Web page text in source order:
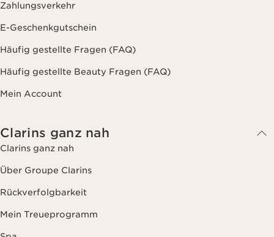
Zahlungsverkehr
E-Geschenkgutschein
Häufig gestellte Fragen (FAQ)
Häufig gestellte Beauty Fragen (FAQ)
Mein Account
Clarins ganz nah
Clarins ganz nah
Über Groupe Clarins
Rückverfolgbarkeit
Mein Treueprogramm